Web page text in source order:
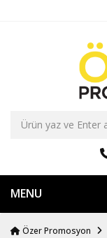
MENU
Özer Promosyon